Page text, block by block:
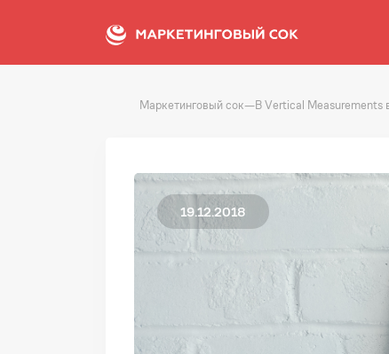
Маркетинговый сок—В Vertical Measurements
19.12.2018